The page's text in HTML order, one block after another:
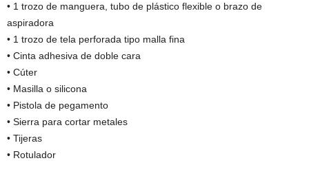
• 1 trozo de manguera, tubo de plástico flexible o brazo de
aspiradora
• 1 trozo de tela perforada tipo malla fina
• Cinta adhesiva de doble cara
• Cúter
• Masilla o silicona
• Pistola de pegamento
• Sierra para cortar metales
• Tijeras
• Rotulador